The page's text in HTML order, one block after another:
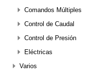
Comandos Múltiples
Control de Caudal
Control de Presión
Eléctricas
Varios